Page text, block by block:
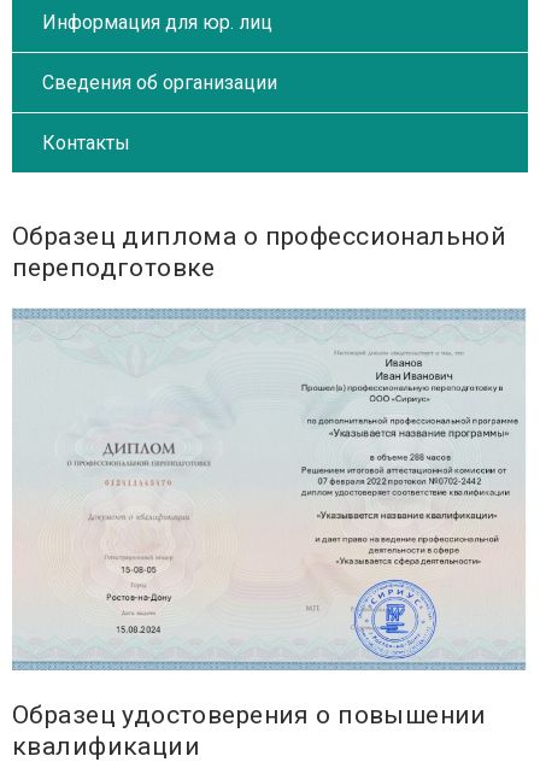
Информация для юр. лиц
Сведения об организации
Контакты
Образец диплома о профессиональной
переподготовке
Образец удостоверения о повышении
квалификации